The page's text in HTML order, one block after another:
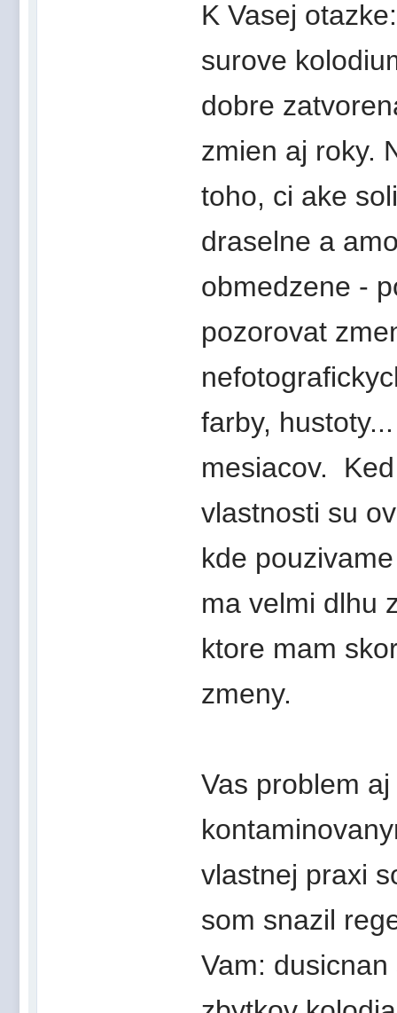
K Vasej
surove
dobre
zmien aj roky.
toho, ci ake
draselne a
obmedzene -
pozorovat
farby,
mesiacov.
vlastnosti su
kde
ma velmi dlhu
ktore mam
zmeny.
Vas problem
vlastnej praxi
som snazil
Vam: